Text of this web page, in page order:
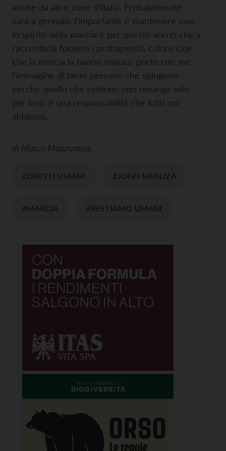
anche da altre zone d’Italia. Probabilmente
sarà a gennaio, l’importante è mantenere vivo
lo spirito della marcia e per questo vorrei che a
raccontarla fossero i protagonisti, coloro cioè
che la marcia la hanno vissuta: porto con me
l’immagine di tante persone che spingono
perché quello che sentono non rimanga solo
per loro, è una responsabilità che tutti noi
abbiamo.
di Marco Mazzurana
#DIRITTI UMANI #JOHN MPALIZA
#MARCIA #RESTIAMO UMANI